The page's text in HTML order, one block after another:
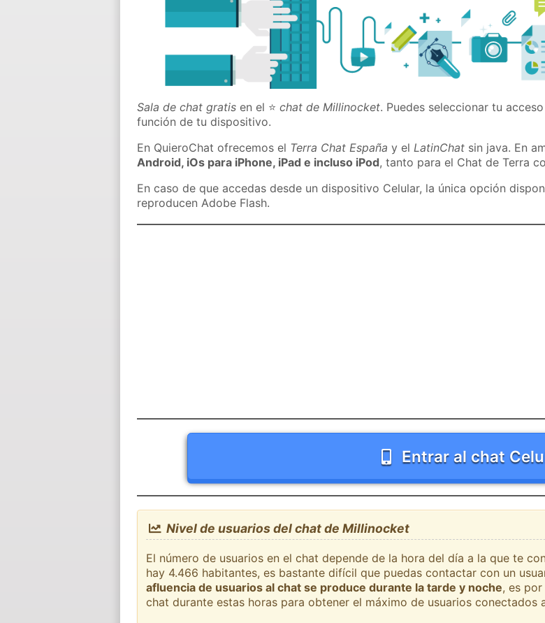
Sala de chat gratis en el ⭐chat de Millinocket. Puedes seleccionar tu
función de tu dispositivo.
En QuieroChat ofrecemos el Terra Chat España y elLatinChat sin java. En
Android, iOs para iPhone, iPad e incluso iPod, tanto para el Chat de Terra
En caso de que accedas desde un dispositivo Celular, la única opción
reproducen Adobe Flash.
Entrar al chat
Nivel de usuarios del chat de Millinocket
El número de usuarios en el chat depende de la hora del día a la que te
hay 4.466 habitantes, es bastante difícil que puedas contactar con un
afluencia de usuarios al chat se produce durante la tarde y noche, es
chat durante estas horas para obtener el máximo de usuarios conectados